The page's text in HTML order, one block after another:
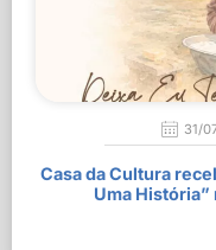
31/
Casa da Cultura
Uma